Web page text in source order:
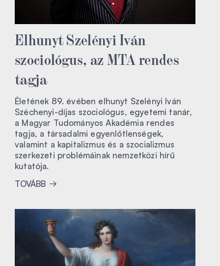
Elhunyt Szelényi Iván
szociológus, az MTA rendes
tagja
Életének 89. évében elhunyt Szelényi Iván
Széchenyi-díjas szociológus, egyetemi tanár,
a Magyar Tudományos Akadémia rendes
tagja, a társadalmi egyenlőtlenségek,
valamint a kapitalizmus és a szocializmus
szerkezeti problémáinak nemzetközi hírű
kutatója.
TOVÁBB